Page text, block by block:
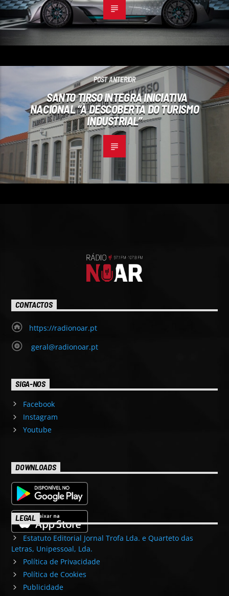
POST ANTERIOR
SANTO TIRSO INTEGRA INICIATIVA
NACIONAL “À DESCOBERTA DO TURISMO
INDUSTRIAL”
CONTACTOS
https://radionoar.pt
geral@radionoar.pt
SIGA-NOS
Facebook
Instagram
Youtube
DOWNLOADS
LEGAL
Estatuto Editorial Jornal Trofa Lda. e Quarteto das
Letras, Unipessoal, Lda.
Política de Privacidade
Política de Cookies
Publicidade